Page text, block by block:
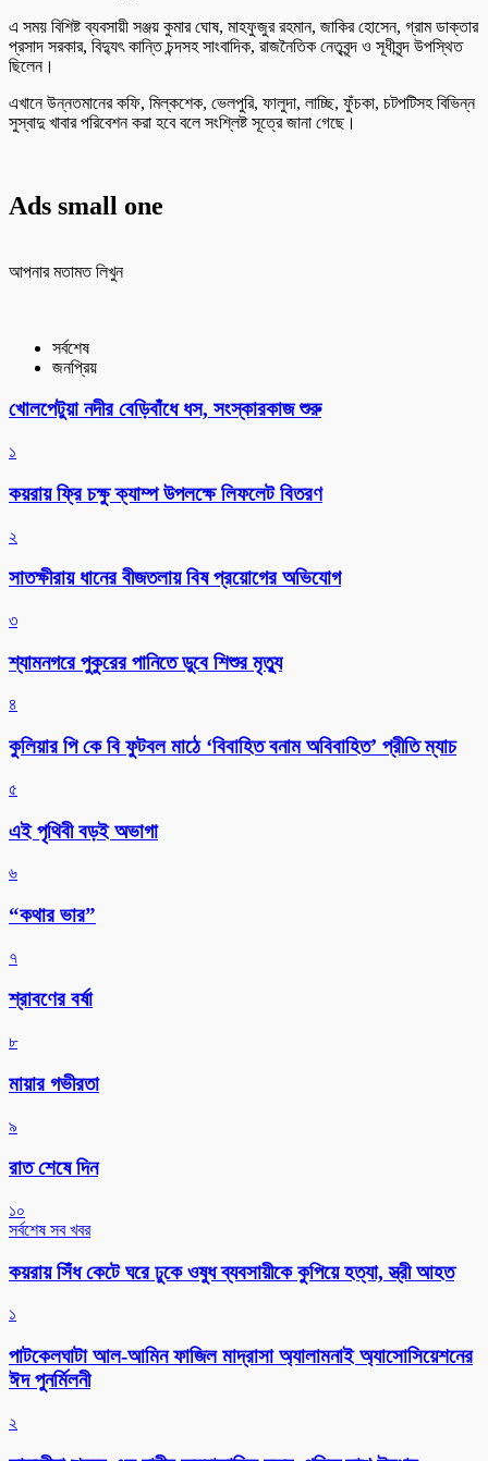
এ সময় বিশিষ্ট ব্যবসায়ী সঞ্জয় কুমার ঘোষ, মাহফুজুর রহমান, জাকির হোসেন, গ্রাম ডাক্তার
প্রসাদ সরকার, বিদ্যুৎ কান্তি চন্দসহ সাংবাদিক, রাজনৈতিক নেতৃবৃন্দ ও সূধীবৃন্দ উপস্থিত
ছিলেন।
এখানে উন্নতমানের কফি, মিল্কশেক, ভেলপুরি, ফালুদা, লাচ্ছি, ফুঁচকা, চটপটিসহ বিভিন্ন
সুস্বাদু খাবার পরিবেশন করা হবে বলে সংশ্লিষ্ট সূত্রে জানা গেছে।
Ads small one
আপনার মতামত লিখুন
সর্বশেষ
জনপ্রিয়
খোলপেটুয়া নদীর বেড়িবাঁধে ধস, সংস্কারকাজ শুরু
১
কয়রায় ফ্রি চক্ষু ক্যাম্প উপলক্ষে লিফলেট বিতরণ
২
সাতক্ষীরায় ধানের বীজতলায় বিষ প্রয়োগের অভিযোগ
৩
শ্যামনগরে পুকুরের পানিতে ডুবে শিশুর মৃত্যু
৪
কুলিয়ার পি কে বি ফুটবল মাঠে ‘বিবাহিত বনাম অবিবাহিত’ প্রীতি ম্যাচ
৫
এই পৃথিবী বড়ই অভাগা
৬
“কথার ভার”
৭
শ্রাবণের বর্ষা
৮
মায়ার গভীরতা
৯
রাত শেষে দিন
১০
সর্বশেষ সব খবর
কয়রায় সিঁধ কেটে ঘরে ঢুকে ওষুধ ব্যবসায়ীকে কুপিয়ে হত্যা, স্ত্রী আহত
১
পাটকেলঘাটা আল-আমিন ফাজিল মাদ্রাসা অ্যালামনাই অ্যাসোসিয়েশনের
ঈদ পুনর্মিলনী
২